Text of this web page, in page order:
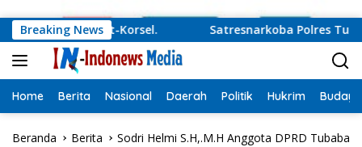
Breaking News
Korut-Korsel. Satresnarkoba Polres Tulang
Home Berita Nasional Daerah Politik Hukrim Budaya
Beranda Berita
Sodri Helmi S.H,.M.H Anggota DPRD Tubaba